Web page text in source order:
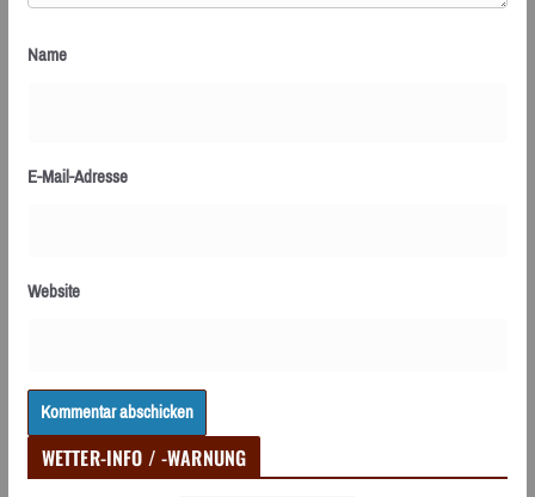
Name
E-Mail-Adresse
Website
WETTER-INFO / -WARNUNG